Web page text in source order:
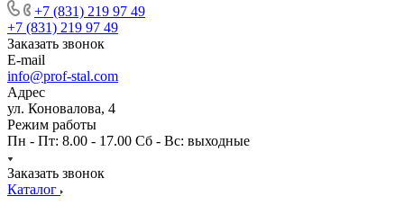
+7 (831) 219 97 49
+7 (831) 219 97 49
Заказать звонок
E-mail
info@prof-stal.com
Адрес
ул. Коновалова, 4
Режим работы
Пн - Пт: 8.00 - 17.00 Сб - Вс: выходные
Заказать звонок
Каталог